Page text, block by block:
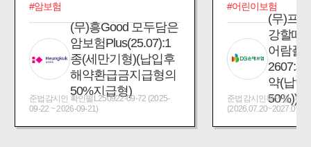
#암보험
(무)흥Good 모두담은
암보험Plus(25.07):1
종(세만기형)(납입후
해약환급금지급형의
50%지급형)
준법감시인 확인필L250922-09-72 (2025-
09-22 ~ 2026-09-21)
#어린이보험
(무)프
강할때
어람플
2607:
약(납입
50%))
준법감시인확인필_제